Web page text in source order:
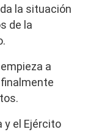
la situación
de la
a
y el Ejército